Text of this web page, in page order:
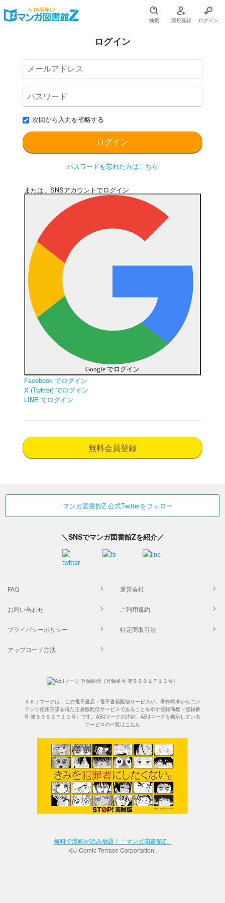
検索 新規登録 ログイン
ログイン
次回から入力を省略する
パスワードを忘れた方はこちら
または、SNSアカウントでログイン
Google でログイン
Facebook でログイン
X (Twitter) でログイン
LINE でログイン
無料会員登録
マンガ図書館Z 公式Twitterをフォロー
＼SNSでマンガ図書館Zを紹介／
FAQ 運営会社
お問い合わせ ご利用規約
プライバシーポリシー 特定商取引法
アップロード方法
ＡＢＪマークは、この電子書店・電子書籍配信サービスが、著作権者からコン
テンツ使用許諾を得た正規版配信サービスであることを示す登録商標（登録番
号 第６０９１７１３号）です。ABJマークの詳細、ABJマークを掲示している
サービスの一覧はこちら
無料で漫画が読み放題！「マンガ図書館Z」
©J-Comic Terrace Corportation.